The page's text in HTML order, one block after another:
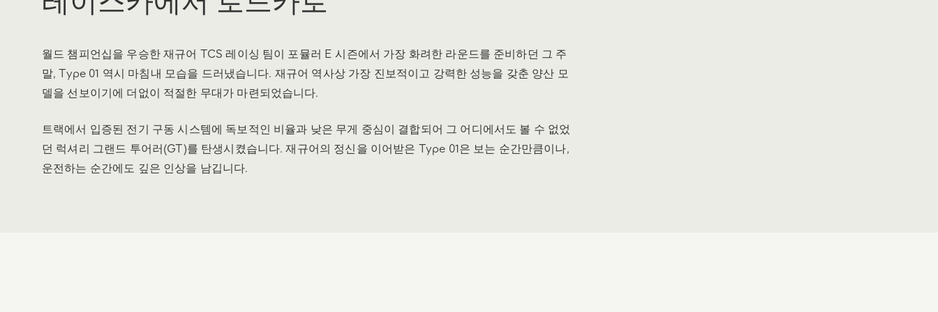
월드 챔피언십을 우승한 재규어 TCS 레이싱 팀이 포뮬러 E 시즌에서 가장 화려한 라운드를 준비하던 그 주
말, Type 01 역시 마침내 모습을 드러냈습니다. 재규어 역사상 가장 진보적이고 강력한 성능을 갖춘 양산 모
델을 선보이기에 더없이 적절한 무대가 마련되었습니다.
트랙에서 입증된 전기 구동 시스템에 독보적인 비율과 낮은 무게 중심이 결합되어 그 어디에서도 볼 수 없었
던 럭셔리 그랜드 투어러(GT)를 탄생시켰습니다. 재규어의 정신을 이어받은 Type 01은 보는 순간만큼이나,
운전하는 순간에도 깊은 인상을 남깁니다.